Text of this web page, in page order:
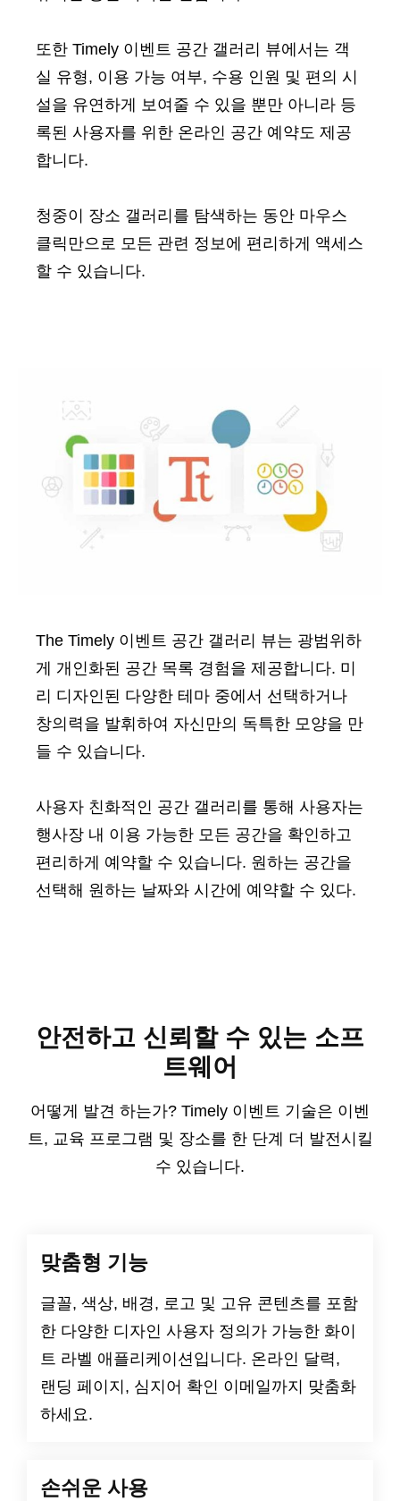
또한 Timely 이벤트 공간 갤러리 뷰에서는 객
실 유형, 이용 가능 여부, 수용 인원 및 편의 시
설을 유연하게 보여줄 수 있을 뿐만 아니라 등
록된 사용자를 위한 온라인 공간 예약도 제공
합니다.
청중이 장소 갤러리를 탐색하는 동안 마우스
클릭만으로 모든 관련 정보에 편리하게 액세스
할 수 있습니다.
The Timely 이벤트 공간 갤러리 뷰는 광범위하
게 개인화된 공간 목록 경험을 제공합니다. 미
리 디자인된 다양한 테마 중에서 선택하거나
창의력을 발휘하여 자신만의 독특한 모양을 만
들 수 있습니다.
사용자 친화적인 공간 갤러리를 통해 사용자는
행사장 내 이용 가능한 모든 공간을 확인하고
편리하게 예약할 수 있습니다. 원하는 공간을
선택해 원하는 날짜와 시간에 예약할 수 있다.
안전하고 신뢰할 수 있는 소프
트웨어
어떻게 발견 하는가? Timely 이벤트 기술은 이벤
트, 교육 프로그램 및 장소를 한 단계 더 발전시킬
수 있습니다.
맞춤형 기능
글꼴, 색상, 배경, 로고 및 고유 콘텐츠를 포함
한 다양한 디자인 사용자 정의가 가능한 화이
트 라벨 애플리케이션입니다. 온라인 달력,
랜딩 페이지, 심지어 확인 이메일까지 맞춤화
하세요.
손쉬운 사용